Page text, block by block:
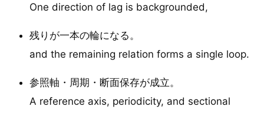
One direction of lag is backgrounded,
残りが一本の輪になる。
and the remaining relation forms a single loop.
参照軸・周期・断面保存が成立。
A reference axis, periodicity, and sectional